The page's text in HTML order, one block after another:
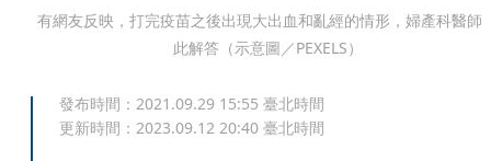
有網友反映，打完疫苗之後出現大出血和亂經的情形，婦產科醫師
此解答（示意圖／PEXELS）
發布時間： 2021.09.29 15:55 臺北時間
更新時間： 2023.09.12 20:40 臺北時間